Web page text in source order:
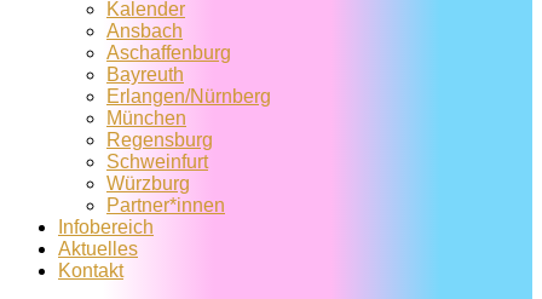
Kalender
Ansbach
Aschaffenburg
Bayreuth
Erlangen/Nürnberg
München
Regensburg
Schweinfurt
Würzburg
Partner*innen
Infobereich
Aktuelles
Kontakt